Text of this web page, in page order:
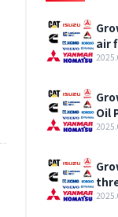
卡尔
山猫
air
Oil